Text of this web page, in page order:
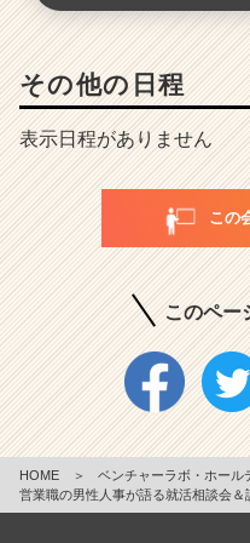
a
e
r）
その他の日程
表示日程がありません
この
このペー
HOME ＞ ベンチャーラボ・ホール
営業職の男性人事が語る就活相談会